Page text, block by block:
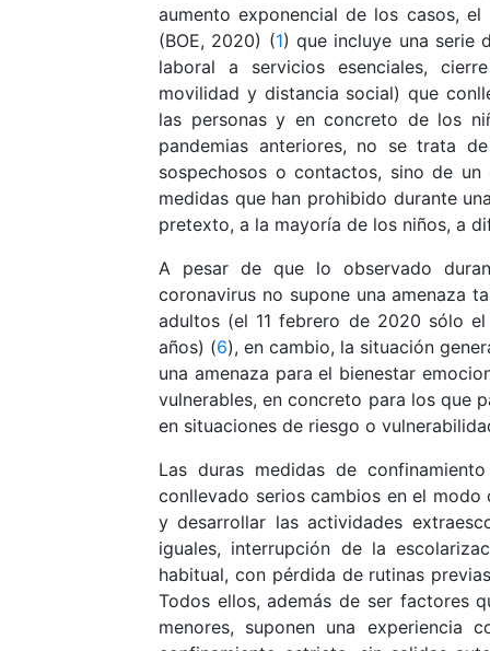
aumento exponencial de los casos,
(BOE, 2020) (1) que incluye una serie
laboral a servicios esenciales,
movilidad y distancia social) que
las personas y en concreto de los
pandemias anteriores, no se trata
sospechosos o contactos, sino de
medidas que han prohibido durante
pretexto, a la mayoría de los niños, a
A pesar de que lo observado
coronavirus no supone una amenaza
adultos (el 11 febrero de 2020 sólo
años) (6), en cambio, la situación
una amenaza para el bienestar
vulnerables, en concreto para los que
en situaciones de riesgo o
Las duras medidas de
conllevado serios cambios en el
y desarrollar las actividades
iguales, interrupción de la
habitual, con pérdida de rutinas
Todos ellos, además de ser factores
menores, suponen una experiencia